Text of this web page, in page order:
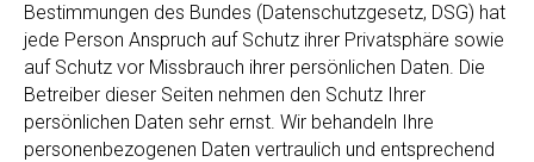
Bestimmungen des Bundes (Datenschutzgesetz, DSG) hat
jede Person Anspruch auf Schutz ihrer Privatsphäre sowie
auf Schutz vor Missbrauch ihrer persönlichen Daten. Die
Betreiber dieser Seiten nehmen den Schutz Ihrer
persönlichen Daten sehr ernst. Wir behandeln Ihre
personenbezogenen Daten vertraulich und entsprechend